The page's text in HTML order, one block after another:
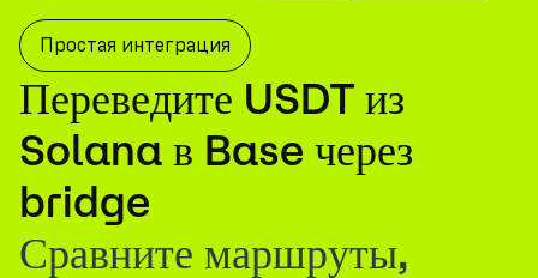
Рынки
Калькуляторы
Токен PARK
Ресурсы
Компания
Простая интеграция
Переведите USDT из
Solana в Base через
bridge
Сравните маршруты,